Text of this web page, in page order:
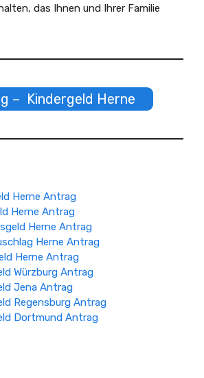
das Ihnen und Ihrer Familie
– Kindergeld Herne
Herne Antrag
Herne Antrag
Herne Antrag
Herne Antrag
Herne Antrag
Würzburg Antrag
Jena Antrag
Regensburg Antrag
Dortmund Antrag